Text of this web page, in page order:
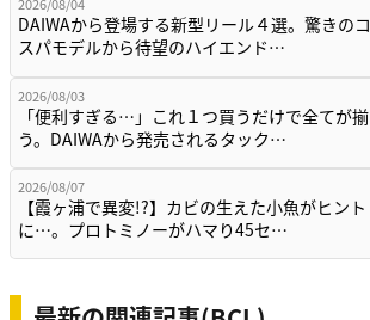
2026/08/04
DAIWAから登場する新型リール４選。驚きのコ
スパモデルから待望のハイエンド…
2026/08/03
「便利すぎる…」これ１つ買うだけで全てが揃
う。DAIWAから発売されるタック…
2026/08/07
【霞ヶ浦で異変!?】カビの生えた小魚がヒント
に…。プロトミノーがハマり45セ…